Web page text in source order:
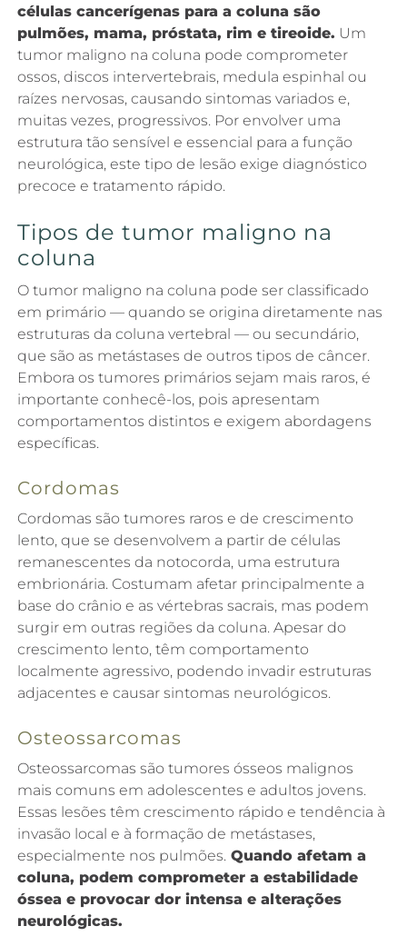
células cancerígenas para a coluna são
pulmões, mama, próstata, rim e tireoide. Um
tumor maligno na coluna pode comprometer
ossos, discos intervertebrais, medula espinhal ou
raízes nervosas, causando sintomas variados e,
muitas vezes, progressivos. Por envolver uma
estrutura tão sensível e essencial para a função
neurológica, este tipo de lesão exige diagnóstico
precoce e tratamento rápido.
Tipos de tumor maligno na
coluna
O tumor maligno na coluna pode ser classificado
em primário — quando se origina diretamente nas
estruturas da coluna vertebral — ou secundário,
que são as metástases de outros tipos de câncer.
Embora os tumores primários sejam mais raros, é
importante conhecê-los, pois apresentam
comportamentos distintos e exigem abordagens
específicas.
Cordomas
Cordomas são tumores raros e de crescimento
lento, que se desenvolvem a partir de células
remanescentes da notocorda, uma estrutura
embrionária. Costumam afetar principalmente a
base do crânio e as vértebras sacrais, mas podem
surgir em outras regiões da coluna. Apesar do
crescimento lento, têm comportamento
localmente agressivo, podendo invadir estruturas
adjacentes e causar sintomas neurológicos.
Osteossarcomas
Osteossarcomas são tumores ósseos malignos
mais comuns em adolescentes e adultos jovens.
Essas lesões têm crescimento rápido e tendência à
invasão local e à formação de metástases,
especialmente nos pulmões. Quando afetam a
coluna, podem comprometer a estabilidade
óssea e provocar dor intensa e alterações
neurológicas.